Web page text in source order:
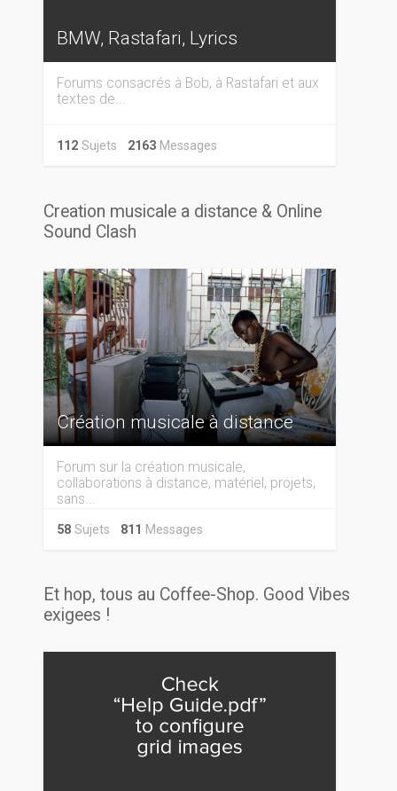
BMW, Rastafari, Lyrics
Forums consacrés à Bob, à Rastafari et aux
textes de...
112Sujets 2163Messages
Creation musicale a distance & Online
Sound Clash
Création musicale à distance
Forum sur la création musicale,
collaborations à distance, matériel, projets,
sans...
58Sujets 811 Messages
Et hop, tous au Coffee-Shop. Good Vibes
exigees !